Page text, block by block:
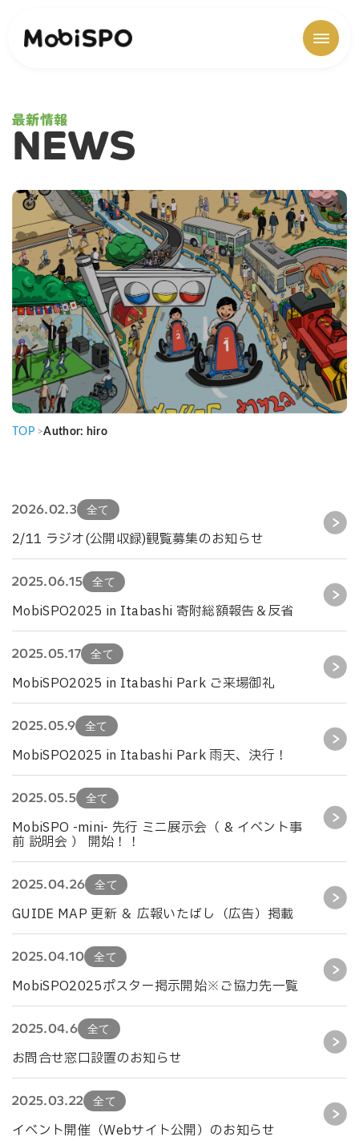
最新情報
NEWS
TOP >Author: hiro
2026.02.3 全て
2/11 ラジオ(公開収録)観覧募集のお知らせ
2025.06.15 全て
MobiSPO2025 in Itabashi 寄附総額報告＆反省
2025.05.17 全て
MobiSPO2025 in Itabashi Park ご来場御礼
2025.05.9 全て
MobiSPO2025 in Itabashi Park 雨天、決行！
2025.05.5 全て
MobiSPO -mini- 先行 ミニ展示会（ & イベント事
前 説明会 ） 開始！！
2025.04.26 全て
GUIDE MAP 更新 ＆ 広報いたばし（広告）掲載
2025.04.10 全て
MobiSPO2025ポスター掲示開始※ご協力先一覧
2025.04.6 全て
お問合せ窓口設置のお知らせ
2025.03.22 全て
イベント開催（Webサイト公開）のお知らせ